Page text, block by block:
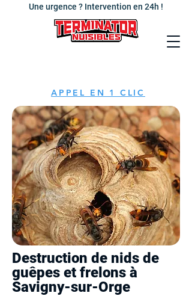
Une urgence ? Intervention en 24h !
APPEL EN 1 CLIC
Destruction de nids de
guêpes et frelons à
Savigny-sur-Orge